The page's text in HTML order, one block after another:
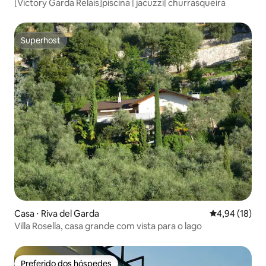
[Victory Garda Relais]piscina | jacuzzi| churrasqueira
Superhost
Superhost
Casa ⋅ Riva del Garda 4,94 de uma
4,94 (18)
Villa Rosella, casa grande com vista para o lago
Preferido dos hóspedes